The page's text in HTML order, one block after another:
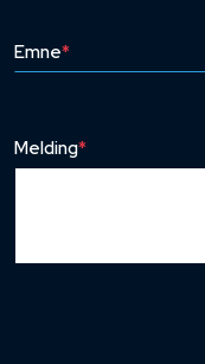
Emne*
Melding*